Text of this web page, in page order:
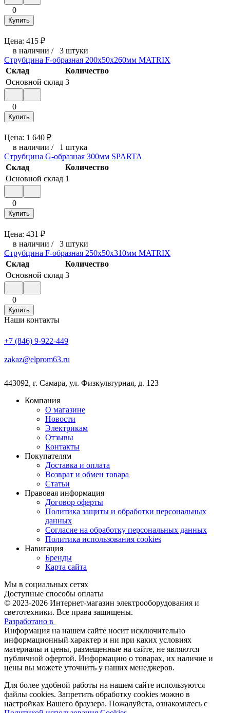
0
Купить
Цена: 415 ₽
в наличии / 3 штуки
Струбцина F-образная 200х50х260мм MATRIX
Склад
Количество
Основной склад 3
0
Купить
Цена: 1 640 ₽
в наличии / 1 штука
Струбцина G-образная 300мм SPARTA
Склад
Количество
Основной склад 1
0
Купить
Цена: 431 ₽
в наличии / 3 штуки
Струбцина F-образная 250x50x310мм MATRIX
Склад
Количество
Основной склад 3
0
Купить
Наши контакты
+7 (846) 9-922-449
zakaz@elprom63.ru
443092, г. Самара, ул. Физкультурная, д. 123
Компания
О магазине
Новости
Электрикам
Отзывы
Контакты
Покупателям
Доставка и оплата
Возврат и обмен товара
Статьи
Правовая информация
Договор оферты
Политика защиты и обработки персональных
данных
Согласие на обработку персональных данных
Политика использования cookies
Навигация
Бренды
Карта сайта
Мы в социальных сетях
Доступные способы оплаты
© 2023-2026 Интернет-магазин электрооборудования и
светотехники. Все права защищены.
Разработано в
Информация на нашем сайте носит исключительно
информационный характер и ни при каких условиях
материалы и цены, размещенные на сайте, не являются
публичной офертой. Информацию о товарах, их наличие и
цены вы можете уточнить у наших менеджеров.
Для более удобной работы на нашем сайте используются
файлы сookies. Запретить обработку cookies можно в
настройках Вашего браузера. Пожалуйста, ознакомьтесь с